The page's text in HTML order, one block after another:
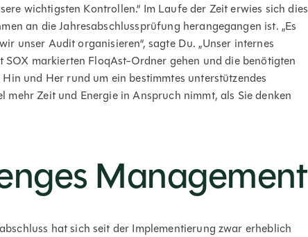
wichtigsten Kontrollen.“ Im Laufe der Zeit erwies sich dies
an die Jahresabschlussprüfung herangegangen ist. „Es
unser Audit organisieren“, sagte Du. „Unser internes
markierten FloqAst-Ordner gehen und die benötigten
und Her rund um ein bestimmtes unterstützendes
Zeit und Energie in Anspruch nimmt, als Sie denken
Management
hat sich seit der Implementierung zwar erheblich